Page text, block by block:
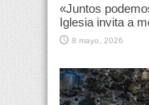
«Juntos
Iglesia invita a
8 mayo, 2026